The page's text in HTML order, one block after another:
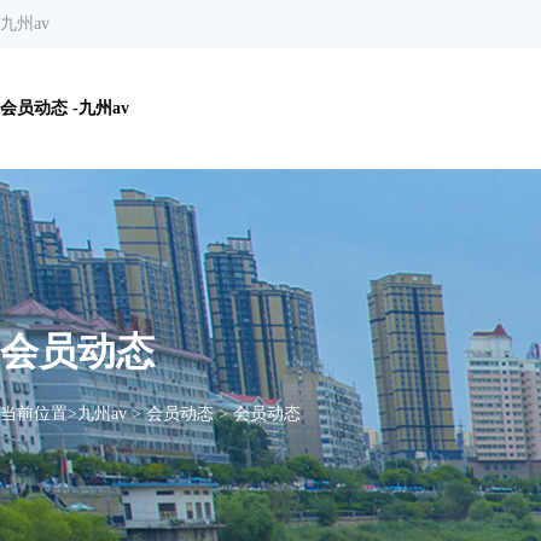
九州av
会员动态 -九州av
会员动态
当前位置>九州av>会员动态>会员动态